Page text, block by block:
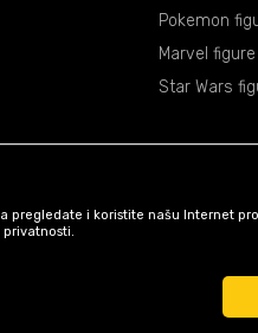
Pokemon
Marvel figure
Star Wars
pregledate i koristite našu Internet